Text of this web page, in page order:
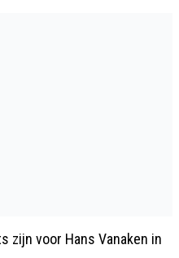
zijn voor Hans Vanaken in